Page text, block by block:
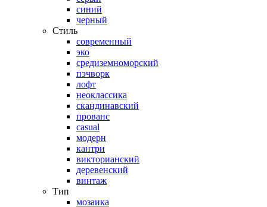
синий
черный
Стиль
современный
эко
средиземноморский
пэчворк
лофт
неоклассика
скандинавский
прованс
casual
модерн
кантри
викторианский
деревенский
винтаж
Тип
мозаика